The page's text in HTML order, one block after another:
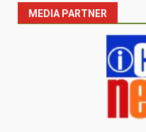
MEDIA PARTNER